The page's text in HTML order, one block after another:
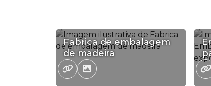
Fabrica de embalagem
de madeira